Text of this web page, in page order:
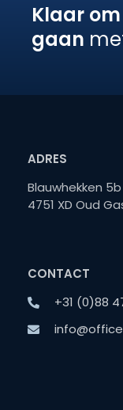
Klaar
gaan
ADRES
Blauwhekken 5b
4751 XD Oud
CONTACT
+31 (0)88